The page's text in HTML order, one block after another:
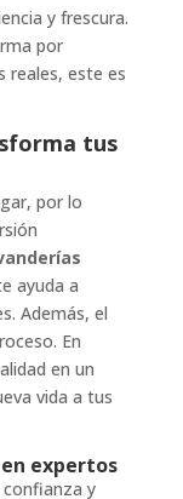
y frescura.
por
reales, este es
tus
por lo
ayuda a
Además, el
En
en un
vida a tus
expertos
confianza y